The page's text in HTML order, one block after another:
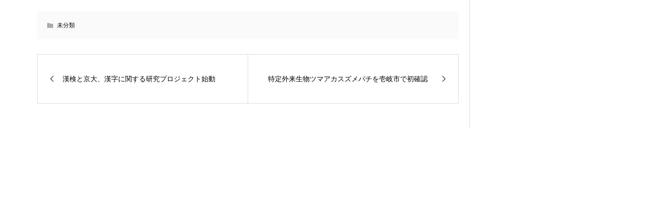
未分類
漢検と京大、漢字に関する研究プロジェクト始動 特定外来生物ツマアカスズメバチを壱岐市で初確認